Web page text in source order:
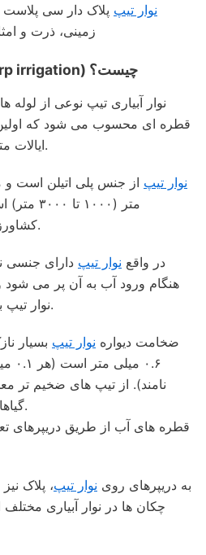
نوار تیپ پلاک دار سی
زمینی، ذرت و
نوار آبیاری تیپ (tape dirp irrigation) چیست؟
نوار آبیاری تیپ نوعی از
ایالات متحده آمریکا تولید شده است.
نوار تیپ از جنس پلی اتیلن است
متر (۱۰۰۰ تا ۳۰۰۰ متر) است.
کشاورزی سخت، بسیار نرم است.
در واقع نوار تیپ دارای جنسی
هنگام ورود آب به آن پر می شود
نوار تیپ به صورت مسطح در می آید.
ضخامت دیواره نوار تیپ
نامند). از تیپ های ضخیم تر
گیاهان مختلف استفاده می شود.
قطره های آب از طریق دریپرهای
به دریپرهای روی نوار تیپ، پلاک